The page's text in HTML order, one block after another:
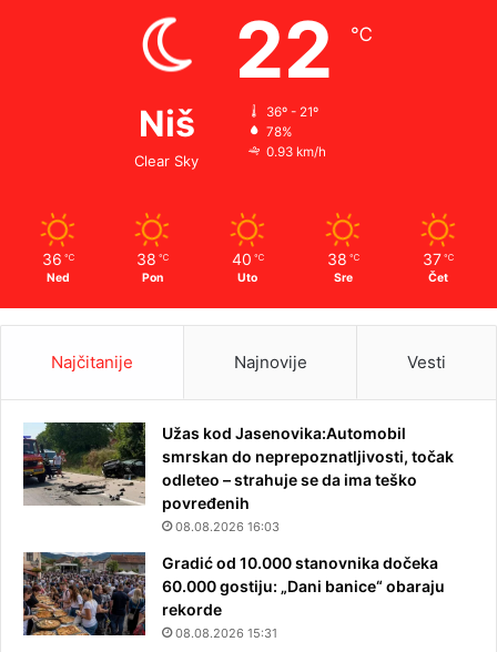
Niš
Clear Sky
22 ℃
36º - 21º
78%
0.93 km/h
36 ℃
Ned
38 ℃
Pon
40 ℃
Uto
38 ℃
Sre
37 ℃
Čet
Najčitanije Najnovije Vesti
Užas kod Jasenovika:Automobil
smrskan do neprepoznatljivosti, točak
odleteo – strahuje se da ima teško
povređenih
08.08.2026 16:03
Gradić od 10.000 stanovnika dočeka
60.000 gostiju: „Dani banice“ obaraju
rekorde
08.08.2026 15:31